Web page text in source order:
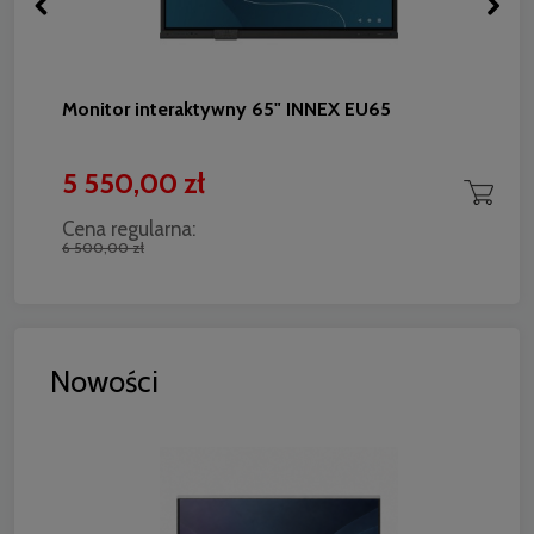
Monitor interaktywny 65" INNEX EU65
5 550,00 zł
Cena regularna:
6 500,00 zł
Nowości